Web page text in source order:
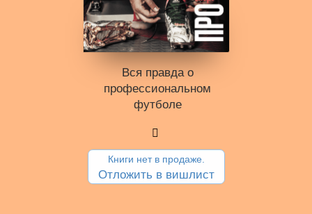
Вся правда о
профессиональ­ном
футболе
Книги нет в продаже.
Отложить в вишлист